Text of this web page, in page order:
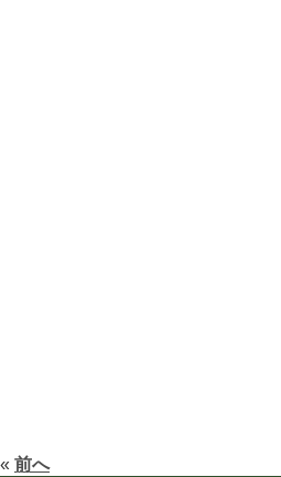
« 前へ